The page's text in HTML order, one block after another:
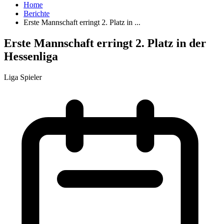
Home
Berichte
Erste Mannschaft erringt 2. Platz in ...
Erste Mannschaft erringt 2. Platz in der
Hessenliga
Liga Spieler